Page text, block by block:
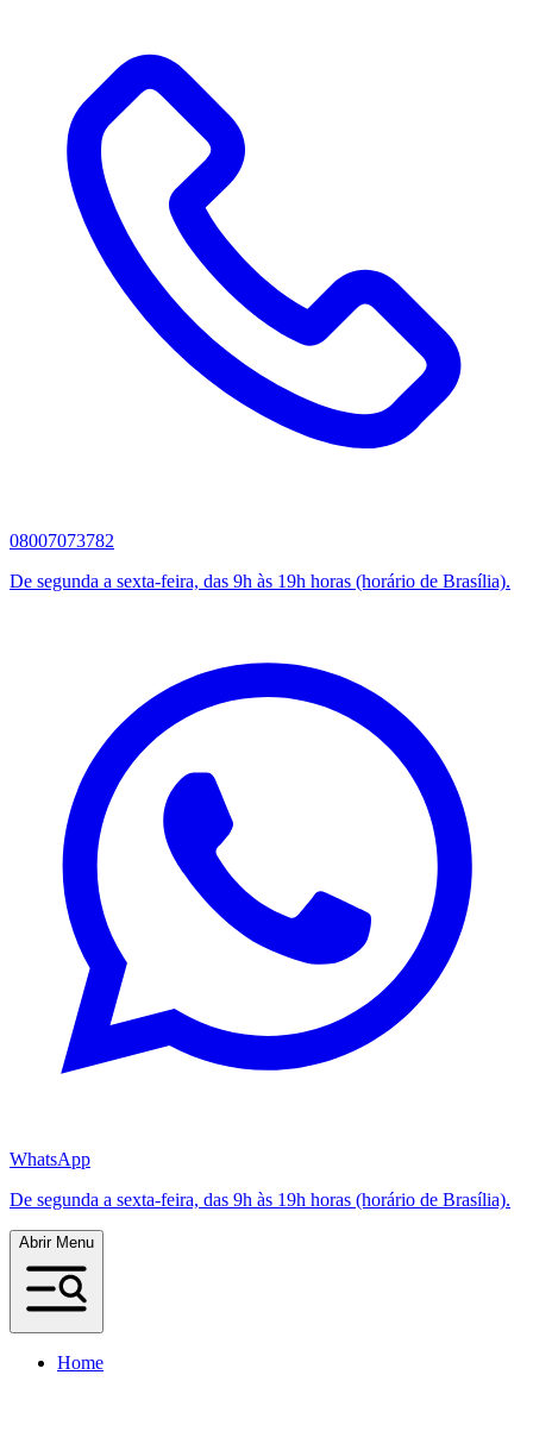
08007073782
De segunda a sexta-feira, das 9h às 19h horas (horário de Brasília).
WhatsApp
De segunda a sexta-feira, das 9h às 19h horas (horário de Brasília).
Abrir Menu
Home